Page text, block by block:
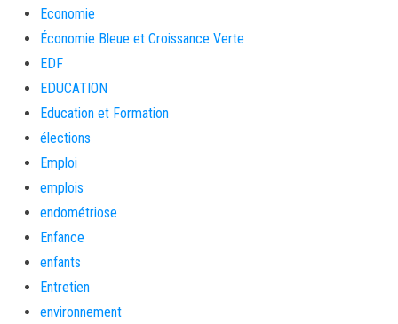
Economie
Économie Bleue et Croissance Verte
EDF
EDUCATION
Education et Formation
élections
Emploi
emplois
endométriose
Enfance
enfants
Entretien
environnement